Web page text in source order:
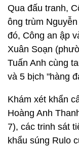
Qua đấu tranh,
ông trùm
đó, Công an ập
Xuân Soạn
Tuấn Anh cùng
và 5 bịch "hàng
Khám xét khẩn
Hoàng Anh
7), các trinh sát
khẩu súng Rulo